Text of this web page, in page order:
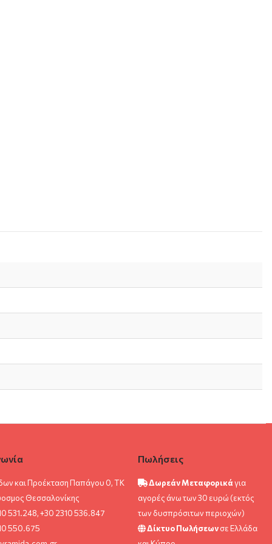
και Προέκταση Παπάγου 0, ΤΚ
Θεσσαλονίκης
531.248, +30 2310 536.847
550.675
Πωλήσεις
Δωρεάν Μεταφορικάγια
αγορές άνω των 30 ευρώ (εκτός
των δυσπρόσιτων περιοχών)
Δίκτυο Πωλήσεωνσε Ελλάδα